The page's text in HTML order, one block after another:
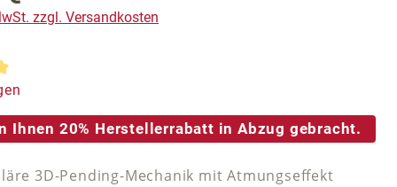
zzgl. Versandkosten
Bewertung von 5 von 5 Sternen
Ihnen 20% Herstellerrabatt in Abzug gebracht.
3D-Pending-Mechanik mit Atmungseffekt